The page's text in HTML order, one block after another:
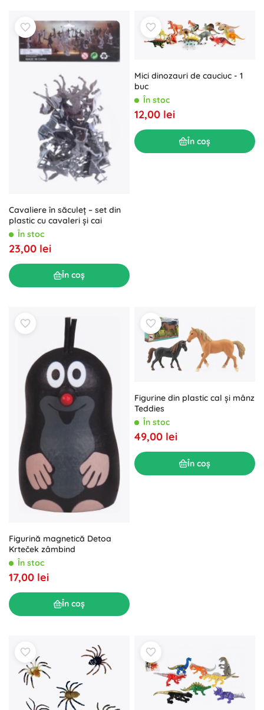
Cavaliere în săculeț – set din
plastic cu cavaleri și cai
În stoc
23,00 lei
În coș
Mici dinozauri de cauciuc - 1
buc
În stoc
12,00 lei
În coș
Figurină magnetică Detoa
Krteček zâmbind
În stoc
17,00 lei
În coș
Figurine din plastic cal și mânz
Teddies
În stoc
49,00 lei
În coș